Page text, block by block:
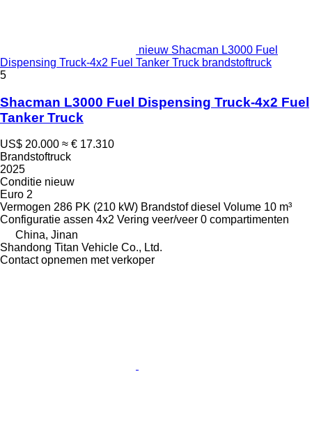
nieuw Shacman L3000 Fuel
Dispensing Truck-4x2 Fuel Tanker Truck brandstoftruck
5
Shacman L3000 Fuel Dispensing Truck-4x2 Fuel
Tanker Truck
US$ 20.000 ≈ € 17.310
Brandstoftruck
2025
Conditie nieuw
Euro 2
Vermogen 286 PK (210 kW) Brandstof diesel Volume 10 m³
Configuratie assen 4x2 Vering veer/veer 0 compartimenten
China, Jinan
Shandong Titan Vehicle Co., Ltd.
Contact opnemen met verkoper